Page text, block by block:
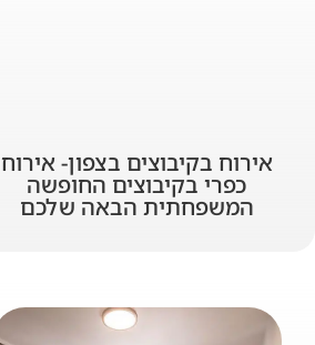
אירוח בקיבוצים בצפון- אירוח
כפרי בקיבוצים החופשה
המשפחתית הבאה שלכם